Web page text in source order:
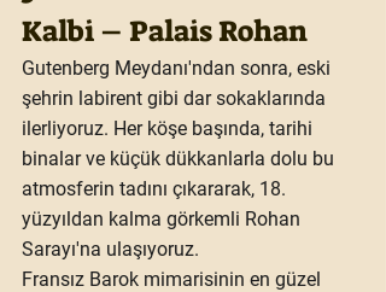
Kalbi – Palais Rohan
Gutenberg Meydanı'ndan sonra, eski
şehrin labirent gibi dar sokaklarında
ilerliyoruz. Her köşe başında, tarihi
binalar ve küçük dükkanlarla dolu bu
atmosferin tadını çıkararak, 18.
yüzyıldan kalma görkemli Rohan
Sarayı'na ulaşıyoruz.
Fransız Barok mimarisinin en güzel